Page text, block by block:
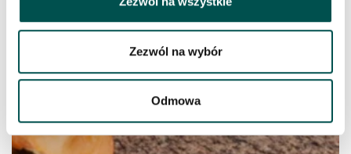
Zezwól na wybór
Odmowa
PODOBNE PRODUKTY